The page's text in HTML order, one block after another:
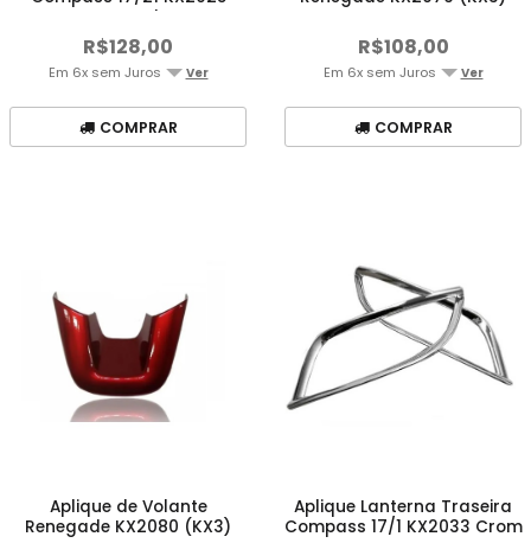
Cromado
R$128,00
Em 6x sem Juros Ver
COMPRAR
R$108,00
Em 6x sem Juros Ver
COMPRAR
Aplique de Volante
Renegade KX2080 (KX3)
Aplique Lanterna Traseira
Compass 17/1 KX2033 Crom